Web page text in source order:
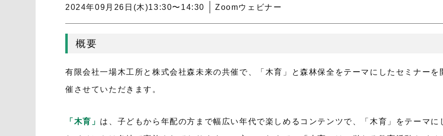
2024年09月26日(木)13:30〜14:30 Zoomウェビナー
概要
有限会社一場木工所と株式会社森未来の共催で、「木育」と森林保全をテーマにしたセミナーを
催させていただきます。
「木育」 は、子どもから年配の方まで幅広い年代で楽しめるコンテンツで、「木育」をテーマに